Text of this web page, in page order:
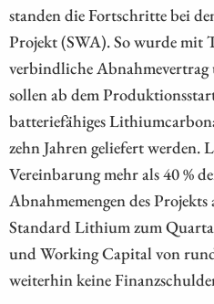
standen die Fortschritte bei
Projekt (SWA). So wurde mit
verbindliche Abnahmevertrag
sollen ab dem
batteriefähiges
zehn Jahren geliefert werden.
Vereinbarung mehr als 40 %
Abnahmemengen des
Standard Lithium zum
und Working Capital von
weiterhin keine